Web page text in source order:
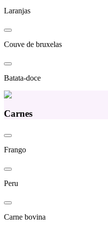
Laranjas
Couve de bruxelas
Batata-doce
Carnes
Frango
Peru
Carne bovina